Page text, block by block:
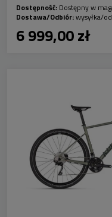
Dostępność: Dostępny w
Dostawa/Odbiór:wysyłka/
6 999,00 zł